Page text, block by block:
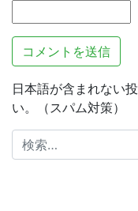
日本語が含まれない
い。（スパム対策）
検
索: